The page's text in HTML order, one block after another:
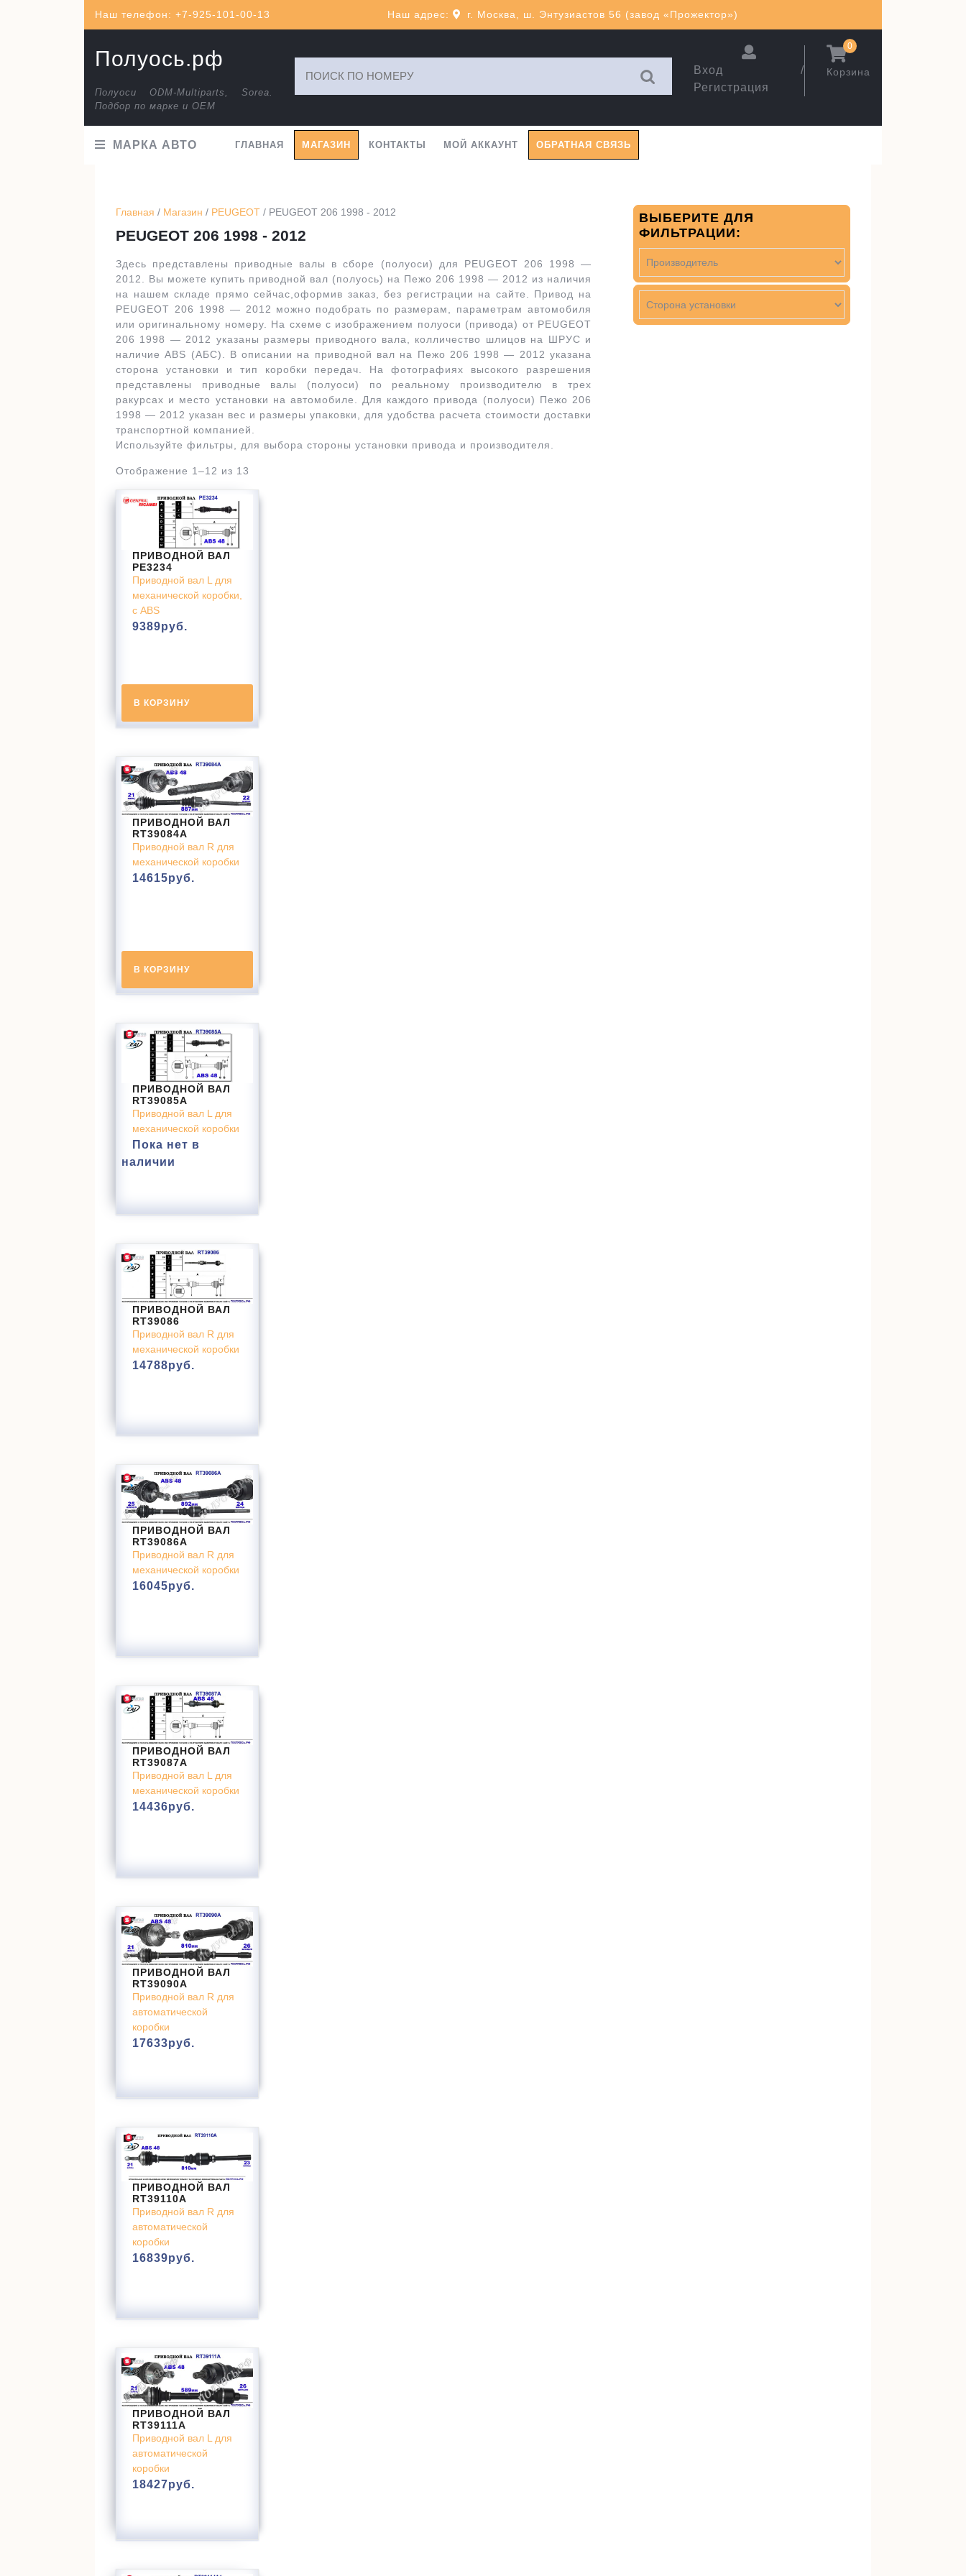
Наш телефон: +7-925-101-00-13 Наш адрес: г. Москва, ш. Энтузиастов 56 (завод «Прожектор»)
Полуось.рф
Полуоси ODM-Multiparts, Sorea.
Подбор по марке и ОЕМ
Вход /
Регистрация
Корзина
0
МАРКА АВТО ГЛАВНАЯ МАГАЗИН КОНТАКТЫ МОЙ АККАУНТ ОБРАТНАЯ СВЯЗЬ
Главная / Магазин / PEUGEOT / PEUGEOT 206 1998 - 2012
PEUGEOT 206 1998 - 2012
Здесь представлены приводные валы в сборе (полуоси) для PEUGEOT 206 1998 —
2012. Вы можете купить приводной вал (полуось) на Пежо 206 1998 — 2012 из наличия
на нашем складе прямо сейчас,оформив заказ, без регистрации на сайте. Привод на
PEUGEOT 206 1998 — 2012 можно подобрать по размерам, параметрам автомобиля
или оригинальному номеру. На схеме с изображением полуоси (привода) от PEUGEOT
206 1998 — 2012 указаны размеры приводного вала, колличество шлицов на ШРУС и
наличие ABS (АБС). В описании на приводной вал на Пежо 206 1998 — 2012 указана
сторона установки и тип коробки передач. На фотографиях высокого разрешения
представлены приводные валы (полуоси) по реальному производителю в трех
ракурсах и место установки на автомобиле. Для каждого привода (полуоси) Пежо 206
1998 — 2012 указан вес и размеры упаковки, для удобства расчета стоимости доставки
транспортной компанией.
Используйте фильтры, для выбора стороны установки привода и производителя.
Отображение 1–12 из 13
ПРИВОДНОЙ ВАЛ
PE3234
Приводной вал L для
механической коробки,
с ABS
9389руб.
В КОРЗИНУ
ПРИВОДНОЙ ВАЛ
RT39084A
Приводной вал R для
механической коробки
14615руб.
В КОРЗИНУ
ПРИВОДНОЙ ВАЛ
RT39085A
Приводной вал L для
механической коробки
Пока нет в
наличии
ПРИВОДНОЙ ВАЛ
RT39086
Приводной вал R для
механической коробки
14788руб.
ПРИВОДНОЙ ВАЛ
RT39086A
Приводной вал R для
механической коробки
16045руб.
ПРИВОДНОЙ ВАЛ
RT39087A
Приводной вал L для
механической коробки
14436руб.
ПРИВОДНОЙ ВАЛ
RT39090A
Приводной вал R для
автоматической
коробки
17633руб.
ПРИВОДНОЙ ВАЛ
RT39110A
Приводной вал R для
автоматической
коробки
16839руб.
ПРИВОДНОЙ ВАЛ
RT39111A
Приводной вал L для
автоматической
коробки
18427руб.
ВЫБЕРИТЕ ДЛЯ
ФИЛЬТРАЦИИ: